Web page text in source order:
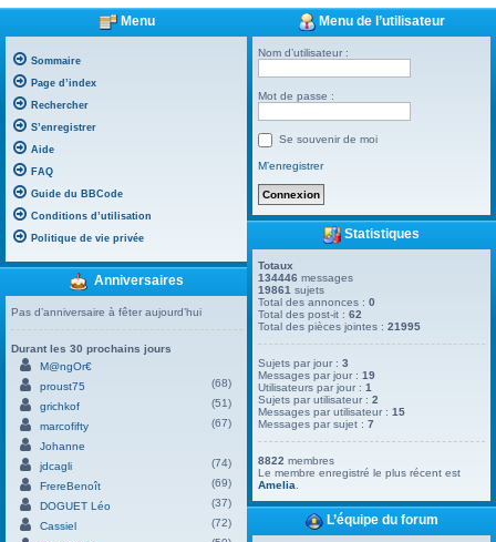
Menu
Sommaire
Page d’index
Rechercher
S’enregistrer
Aide
FAQ
Guide du BBCode
Conditions d’utilisation
Politique de vie privée
Anniversaires
Pas d’anniversaire à fêter aujourd’hui
Durant les 30 prochains jours
M@ngOr€
proust75
(68)
grichkof
(51)
marcofifty
(67)
Johanne
jdcagli
(74)
FrereBenoît
(69)
DOGUET Léo
(37)
Cassiel
(72)
Menu de l’utilisateur
Nom d’utilisateur :
Mot de passe :
Se souvenir de moi
M’enregistrer
Statistiques
Totaux
134446 messages
19861 sujets
Total des annonces :0
Total des post-it :62
Total des pièces jointes :21995
Sujets par jour :3
Messages par jour :19
Utilisateurs par jour :1
Sujets par utilisateur :2
Messages par utilisateur :15
Messages par sujet :7
8822 membres
Le membre enregistré le plus récent est
Amelia
L’équipe du forum